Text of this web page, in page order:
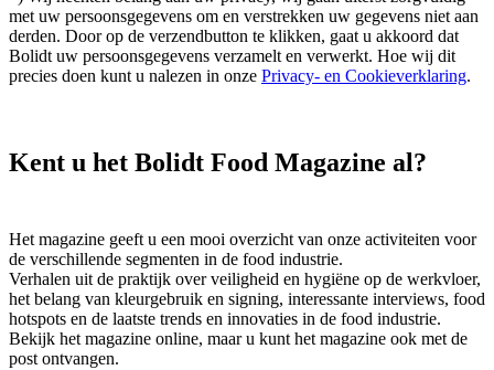
met uw persoonsgegevens om en verstrekken uw gegevens niet aan
derden. Door op de verzendbutton te klikken, gaat u akkoord dat
Bolidt uw persoonsgegevens verzamelt en verwerkt. Hoe wij dit
precies doen kunt u nalezen in onze Privacy- en Cookieverklaring.
Kent u het Bolidt Food Magazine al?
Het magazine geeft u een mooi overzicht van onze activiteiten voor
de verschillende segmenten in de food industrie.
Verhalen uit de praktijk over veiligheid en hygiëne op de werkvloer,
het belang van kleurgebruik en signing, interessante interviews, food
hotspots en de laatste trends en innovaties in de food industrie.
Bekijk het magazine online, maar u kunt het magazine ook met de
post ontvangen.